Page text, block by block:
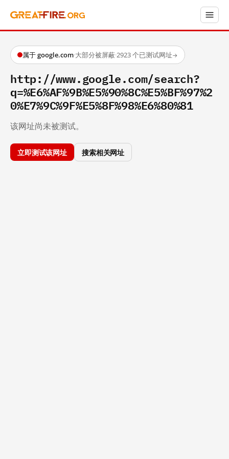
属于 google.com·大部分被屏蔽·2923 个已测试网址→
http://www.google.com/search?
q=%E6%AF%9B%E5%90%8C%E5%BF%97%2
0%E7%9C%9F%E5%8F%98%E6%80%81
该网址尚未被测试。
立即测试该网址 搜索相关网址